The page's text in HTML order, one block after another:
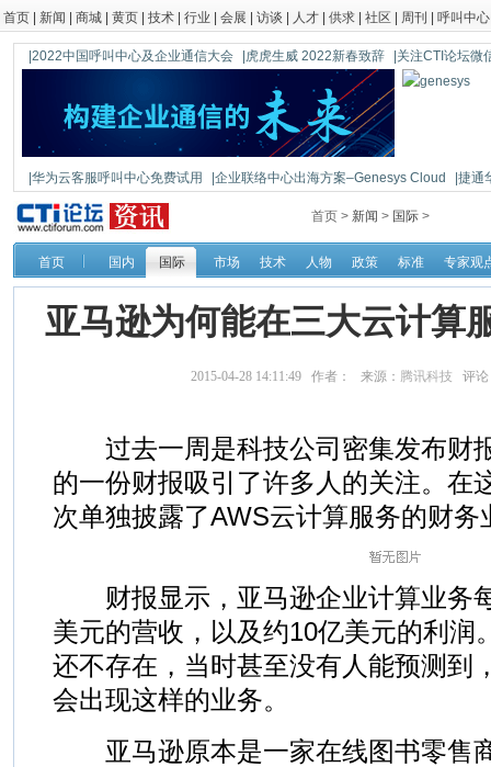
首页 新闻 商城 黄页 技术 行业 会展 访谈 人才 供求 社区 周刊 呼叫中心
|2022中国呼叫中心及企业通信大会 |虎虎生威 2022新春致辞 |关注CTI论坛微
|华为云客服呼叫中心免费试用 |企业联络中心出海方案–Genesys Cloud
|捷通
|鼎信通达新一代语音网关DAG1000-4S
首页 > 新闻 > 国际 >
首页 国内 国际 市场 技术 人物 政策 标准 专家观
亚马逊为何能在三大云计算
2015-04-28 14:11:49 作者： 来源： 腾讯科技 评论
过去一周是科技公司密集发布财
的一份财报吸引了许多人的关注。在
次单独披露了AWS云计算服务的财务
财报显示，亚马逊企业计算业务
美元的营收，以及约10亿美元的利润
还不存在，当时甚至没有人能预测到
会出现这样的业务。
亚马逊原本是一家在线图书零售